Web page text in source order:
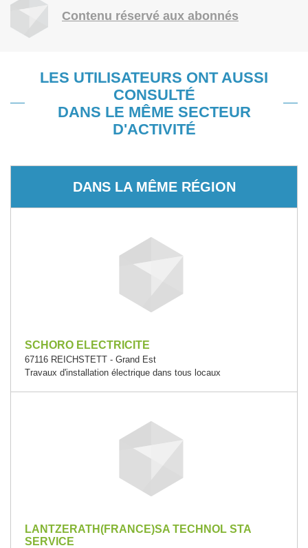
Contenu réservé aux abonnés
LES UTILISATEURS ONT AUSSI
CONSULTÉ
DANS LE MÊME SECTEUR
D'ACTIVITÉ
DANS LA MÊME RÉGION
SCHORO ELECTRICITE
67116 REICHSTETT - Grand Est
Travaux d'installation électrique dans tous locaux
LANTZERATH(FRANCE)SA TECHNOL STA
SERVICE